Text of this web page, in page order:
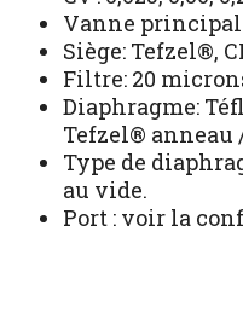
Vanne
Siège: Tefzel®,
Filtre: 20
Diaphragme:
Tefzel® anneau
Type de
au vide.
Port : voir la